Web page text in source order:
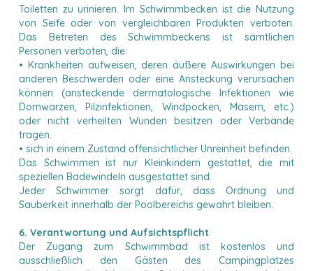
Toiletten zu urinieren. Im Schwimmbecken ist die Nutzung
von Seife oder von vergleichbaren Produkten verboten.
Das Betreten des Schwimmbeckens ist sämtlichen
Personen verboten, die:
• Krankheiten aufweisen, deren äußere Auswirkungen bei
anderen Beschwerden oder eine Ansteckung verursachen
können (ansteckende dermatologische Infektionen wie
Dornwarzen, Pilzinfektionen, Windpocken, Masern, etc.)
oder nicht verheilten Wunden besitzen oder Verbände
tragen.
• sich in einem Zustand offensichtlicher Unreinheit befinden.
Das Schwimmen ist nur Kleinkindern gestattet, die mit
speziellen Badewindeln ausgestattet sind.
Jeder Schwimmer sorgt dafür, dass Ordnung und
Sauberkeit innerhalb der Poolbereichs gewahrt bleiben.
6. Verantwortung und Aufsichtspflicht
Der Zugang zum Schwimmbad ist kostenlos und
ausschließlich den Gästen des Campingplatzes